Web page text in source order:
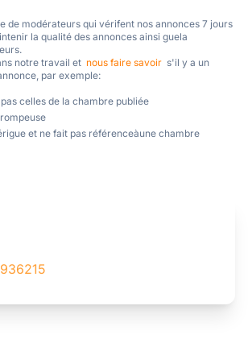
de modérateurs qui vérifent nos annonces 7 jours
la qualité des annonces ainsi guela
notre travail et nous faire savoir
  s'il y a un
par exemple:
celles de la chambre publiée
et ne fait pas référenceàune chambre